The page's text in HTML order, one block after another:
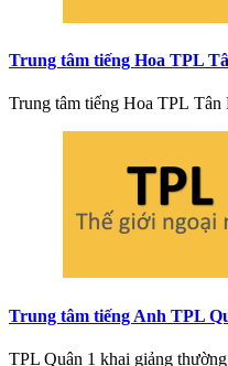
Trung tâm tiếng Hoa TPL
Trung tâm tiếng Hoa TPL Tân
Trung tâm tiếng Anh TPL
TPL Quận 1 khai giảng